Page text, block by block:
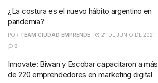
¿La costura es el nuevo hábito argentino en
pandemia?
POR TEAM CIUDAD EMPRENDE
21 DE JUNIO DE 2021
0
Innovate: Biwan y Escobar capacitaron a más
de 220 emprendedores en marketing digital